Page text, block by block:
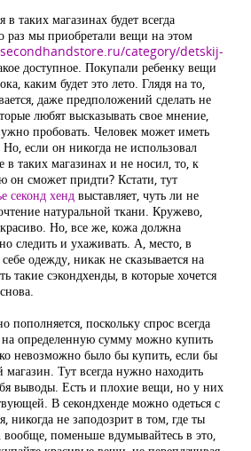
таких магазинах будет всегда
раз мы приобретали вещи на этом
category/detskij-
доступное. Покупали ребенку вещи
каким будет это лето. Глядя на то,
даже предположений сделать не
любят высказывать свое мнение,
пробовать. Человек может иметь
если он никогда не использовал
в таких магазинах и не носил, то, к
он сможет придти? Кстати, тут
секонд хенд выставляет, чуть ли не
натуральной ткани. Кружево,
Но, все же, кожа должна
следить и ухаживать. А, место, в
одежду, никак не сказывается на
такие сэкондхенды, в которые хочется
пополняется, поскольку спрос всегда
определенную сумму можно купить
невозможно было бы купить, если бы
Тут всегда нужно находить
выводы. Есть и плохие вещи, но у них
В секондхенде можно одеться с
никогда не заподозрит в том, где ты
поменьше вдумывайтесь в это,